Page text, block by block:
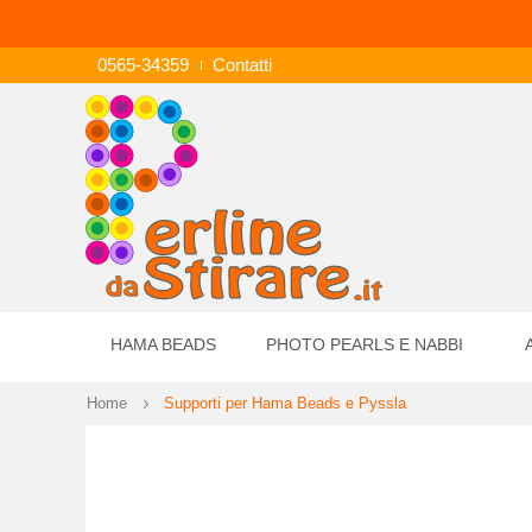
0565-34359 Contatti
HAMA BEADS PHOTO PEARLS E NABBI
Home Supporti per Hama Beads e Pyssla